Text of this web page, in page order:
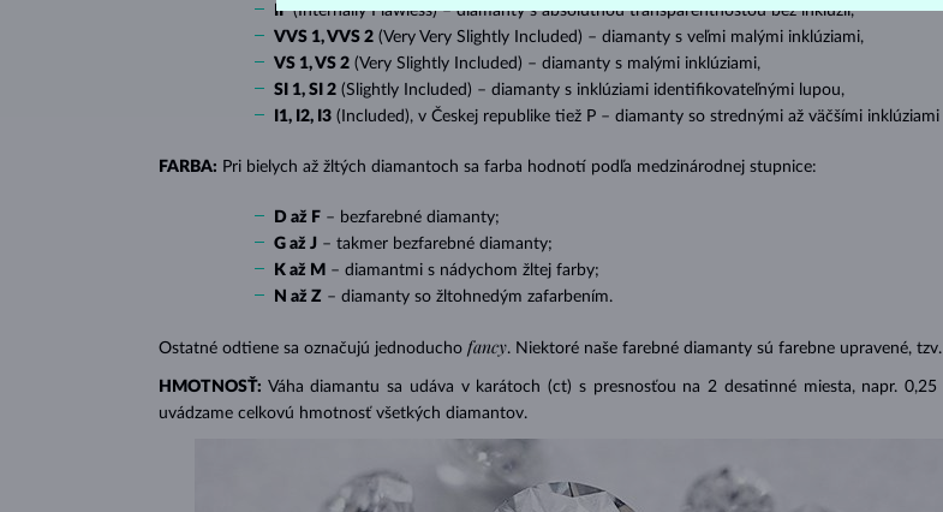
IF (Internally Flawless) – diamanty s absolútnou transparentnosťou bez inklúzií,
VVS 1, VVS 2 (Very Very Slightly Included) – diamanty s veľmi malými inklúziami,
VS 1, VS 2 (Very Slightly Included) – diamanty s malými inklúziami,
SI 1, SI 2 (Slightly Included) – diamanty s inklúziami identifikovateľnými lupou,
I1, I2, I3 (Included), v Českej republike tiež P – diamanty so strednými až väčšími
FARBA: Pri bielych až žltých diamantoch sa farba hodnotí podľa medzinárodnej stupnice:
D až F – bezfarebné diamanty;
G až J – takmer bezfarebné diamanty;
K až M – diamantmi s nádychom žltej farby;
N až Z – diamanty so žltohnedým zafarbením.
Ostatné odtiene sa označujú jednoducho fancy. Niektoré naše farebné diamanty sú farebne upravené, tzv.
HMOTNOSŤ: Váha diamantu sa udáva v karátoch (ct) s presnosťou na 2 desatinné miesta, napr. 0,25
uvádzame celkovú hmotnosť všetkých diamantov.